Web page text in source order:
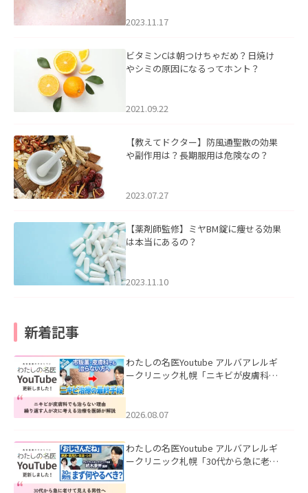
2023.11.17
ビタミンCは朝つけちゃだめ？日焼け
やシミの原因になるってホント？
2021.09.22
【教えてドクター】防風通聖散の効果
や副作用は？長期服用は危険なの？
2023.07.27
【薬剤師監修】ミヤBM錠に痩せる効果
は本当にあるの？
2023.11.10
新着記事
わたしの名医Youtube アルバアレルギ
ークリニック札幌「ニキビが皮膚科で
ました。
2026.08.07
わたしの名医Youtube アルバアレルギ
ークリニック札幌「30代から急に老け